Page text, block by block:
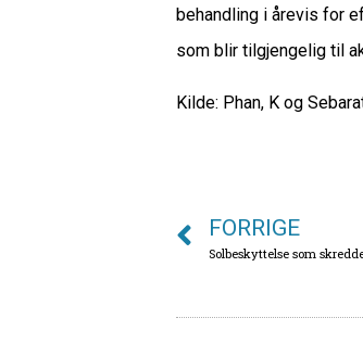
behandling i årevis for
som blir tilgjengelig til
Kilde: Phan, K og
FORRIGE
Solbeskyttelse som